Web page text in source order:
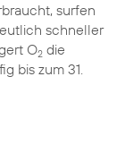
surfen
schneller
O2die
bis zum 31.